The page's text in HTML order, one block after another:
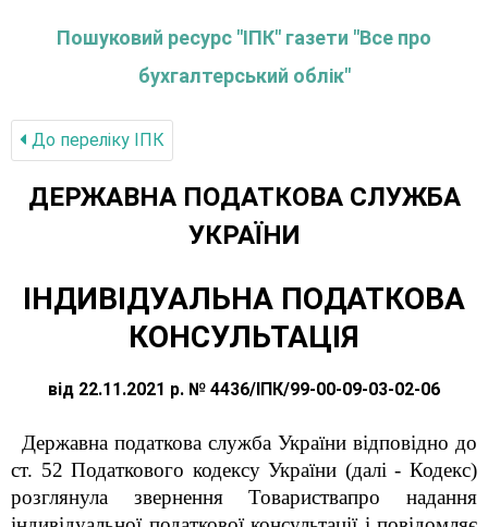
Пошуковий ресурс "ІПК" газети "Все про
бухгалтерський облік"
До переліку IПК
ДЕРЖАВНА ПОДАТКОВА СЛУЖБА
УКРАЇНИ
ІНДИВІДУАЛЬНА ПОДАТКОВА
КОНСУЛЬТАЦІЯ
від 22.11.2021 р. № 4436/ІПК/99-00-09-03-02-06
Державна податкова служба України відповідно до
ст. 52 Податкового кодексу України (далі - Кодекс)
розглянула звернення Товариствапро надання